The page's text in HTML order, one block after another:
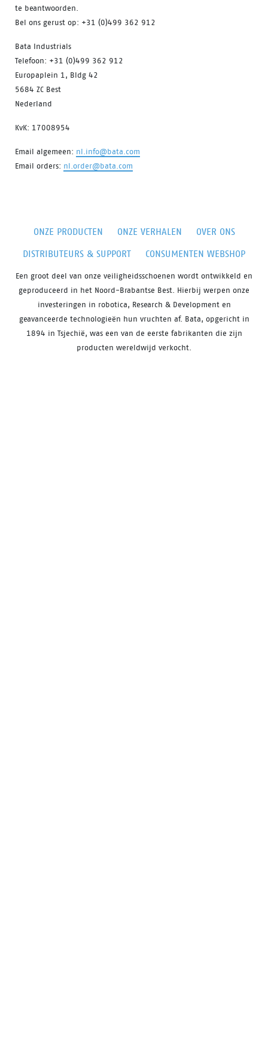
te beantwoorden.
Bel ons gerust op: +31 (0)499 362 912
Bata Industrials
Telefoon: +31 (0)499 362 912
Europaplein 1, Bldg 42
5684 ZC Best
Nederland
KvK: 17008954
Email algemeen: nl.info@bata.com
Email orders: nl.order@bata.com
ONZE PRODUCTEN ONZE VERHALEN
OVER ONS
DISTRIBUTEURS & SUPPORT
CONSUMENTEN WEBSHOP
Een groot deel van onze veiligheidsschoenen wordt ontwikkeld en
geproduceerd in het Noord-Brabantse Best. Hierbij werpen onze
investeringen in robotica, Research & Development en
geavanceerde technologieën hun vruchten af. Bata, opgericht in
1894 in Tsjechië, was een van de eerste fabrikanten die zijn
producten wereldwijd verkocht.